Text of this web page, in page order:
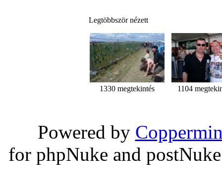
Legtöbbször nézett
1330 megtekintés 1104
Powered by
for phpNuke and